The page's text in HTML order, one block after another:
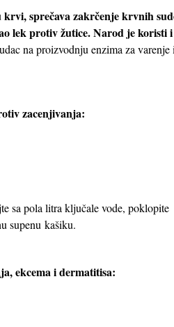
sprečava zakrčenje krvnih
lek protiv žutice. Narod je koristi
na proizvodnju enzima za varenje
zacenjivanja:
sa pola litra ključale vode,
supenu kašiku.
ekcema i dermatitisa: